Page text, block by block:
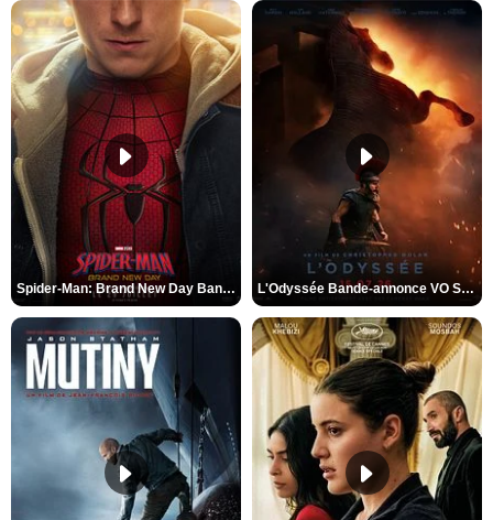
Spider-Man: Brand New Day Bande-annonce VO STFR L'Odyssée Bande-annonce VO STFR